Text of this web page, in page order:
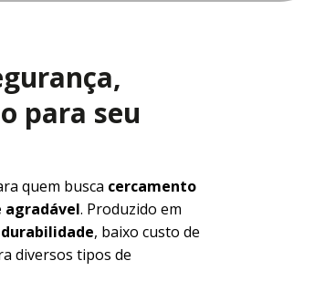
para seu
quem busca cercamento
. Produzido em
, baixo custo de
diversos tipos de